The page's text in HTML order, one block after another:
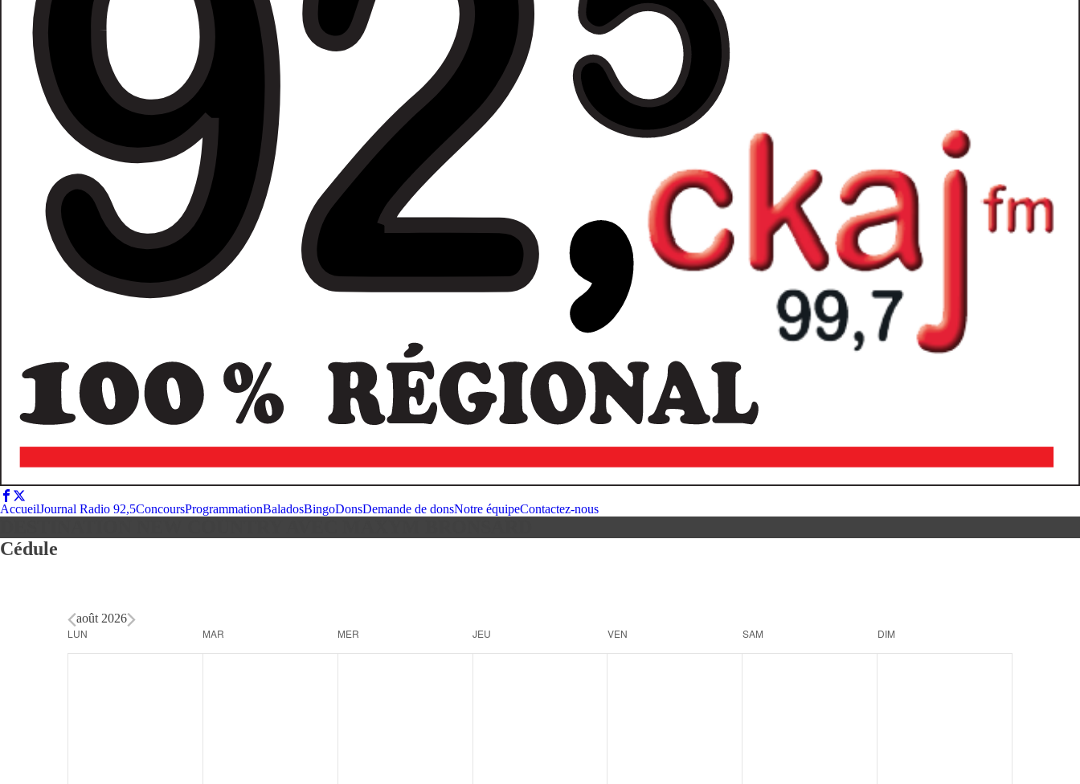
AccueilJournal Radio 92,5ConcoursProgrammationBaladosBingoDonsDemande de donsNotre équipeContactez-nous
Cédule
août 2026
Calendar
of
LUN MAR MER JEU VEN SAM DIM